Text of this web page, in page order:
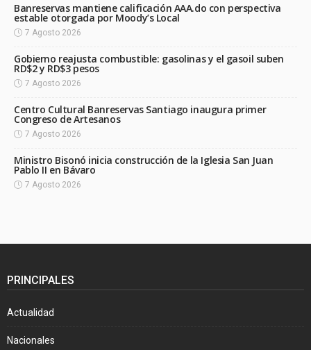
Banreservas mantiene calificación AAA.do con perspectiva
estable otorgada por Moody’s Local
7 Agosto 2026
Gobierno reajusta combustible: gasolinas y el gasoil suben
RD$2 y RD$3 pesos
7 Agosto 2026
Centro Cultural Banreservas Santiago inaugura primer
Congreso de Artesanos
7 Agosto 2026
Ministro Bisonó inicia construcción de la Iglesia San Juan
Pablo II en Bávaro
7 Agosto 2026
PRINCIPALES
Actualidad
Nacionales